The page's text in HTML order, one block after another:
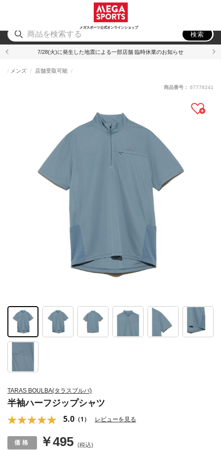
メガスポーツ公式オンラインショップ
アウトドア
検索
7/28(火)に発生した地震による一部店舗 臨時休業のお知らせ
TARAS BOULBA(タラスブルバ)
半袖ハーフジップシャツ
5.0 （1） レビューを見る
メンズ 店舗受取可能
￥495 (税込)
商品番号： 67778241